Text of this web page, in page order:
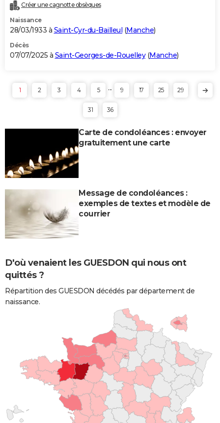
Créer une cagnotte obsèques
Naissance
28/03/1933 à Saint-Cyr-du-Bailleul (Manche)
Décès
07/07/2025 à Saint-Georges-de-Rouelley(Manche)
1 2 3 4 5 ... 9 17 25 29
31 36
Carte de condoléances : envoyer
gratuitement une carte
Message de condoléances :
exemples de textes et modèle de
courrier
D'où venaient les GUESDON qui nous ont
quittés ?
Répartition des GUESDON décédés par département de
naissance.